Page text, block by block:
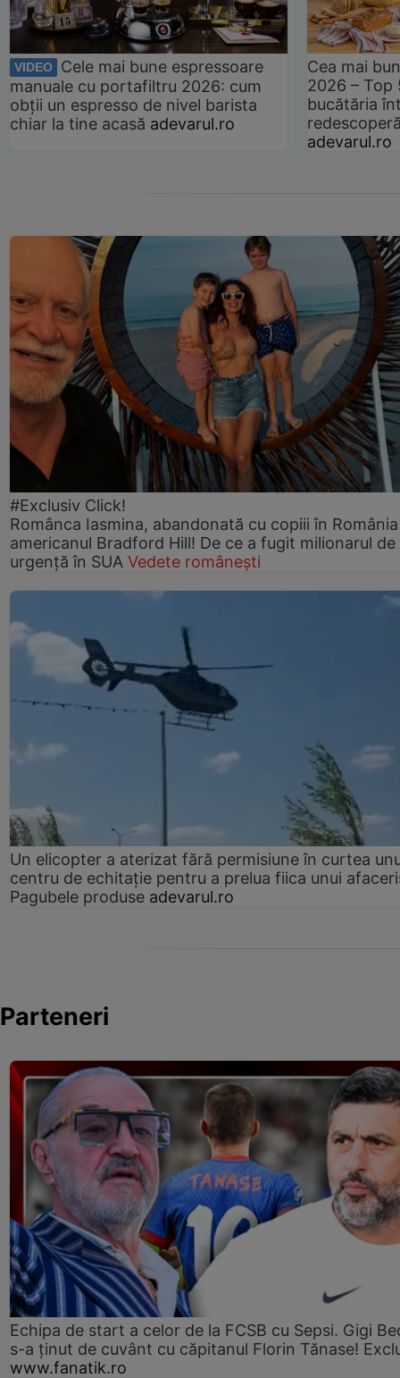
VIDEO
Cele mai bune espressoare
manuale cu portafiltru 2026: cum
obții un espresso de nivel barista
chiar la tine acasă adevarul.ro
Cea mai
2026 –
bucătăria
adevarul.ro
#Exclusiv Click!
Românca Iasmina, abandonată cu copiii în
americanul Bradford Hill! De ce a fugit milionarul de
urgență în SUA Vedete românești
Un elicopter a aterizat fără permisiune în curtea
centru de echitație pentru a prelua fiica unui
Pagubele produse adevarul.ro
Parteneri
Echipa de start a celor de la FCSB cu Sepsi. Gigi
s-a ținut de cuvânt cu căpitanul Florin Tănase!
www.fanatik.ro